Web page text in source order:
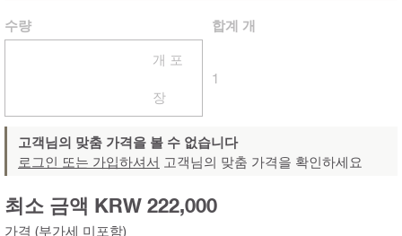
수량
개 포
장
합계 개
1
고객님의 맞춤 가격을 볼 수 없습니다
로그인 또는 가입하셔서 고객님의 맞춤 가격을 확인하세요
가격 (부가세 미포함)
최소 금액 KRW 222,000